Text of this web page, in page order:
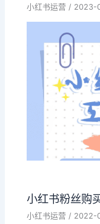
小红书运营 / 2023-
小红书粉丝购
小红书运营 / 2022-